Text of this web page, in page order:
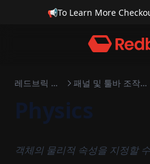
📢To Learn More
레드브릭 엔진 패널 및 툴바 조작하기
Physics
객체의 물리적 속성을 지정할